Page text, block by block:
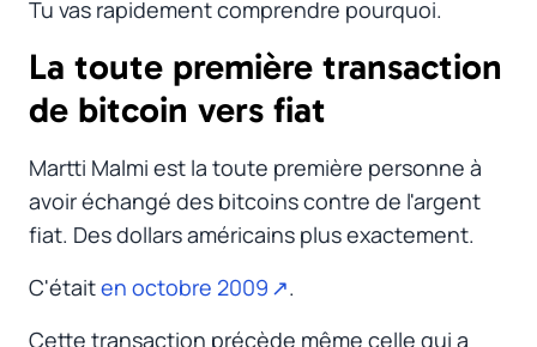
Tu vas rapidement comprendre pourquoi.
La toute première transaction
de bitcoin vers fiat
Martti Malmi est la toute première personne à
avoir échangé des bitcoins contre de l'argent
fiat. Des dollars américains plus exactement.
C'étaiten octobre 2009
.
Cette transaction précède même celle qui a